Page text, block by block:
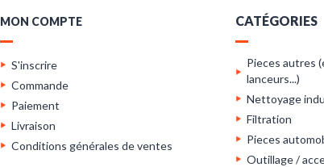
MON COMPTE
S'inscrire
Commande
Paiement
Livraison
Conditions générales de ventes
CATÉGORIES
Pieces autres
lanceurs...)
Nettoyage
Filtration
Pieces
Outillage /